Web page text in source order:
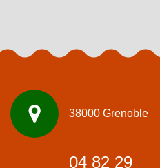
38000 Grenoble
04 82 29